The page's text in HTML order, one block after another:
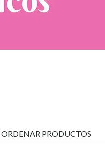
ORDENAR PRODUCTOS